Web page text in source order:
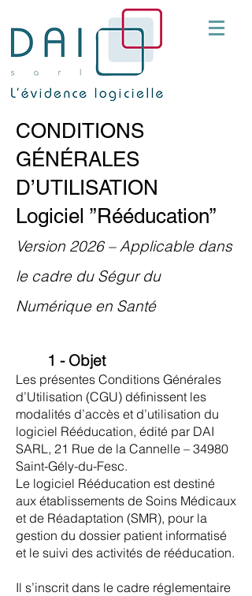
CONDITIONS
GÉNÉRALES
D’UTILISATION
Logiciel ”Rééducation”
Version 2026 – Applicable dans
le cadre du Ségur du
Numérique en Santé
1 - Objet
Les présentes Conditions Générales
d’Utilisation (CGU) définissent les
modalités d’accès et d’utilisation du
logiciel Rééducation, édité par DAI
SARL, 21 Rue de la Cannelle – 34980
Saint-Gély-du-Fesc.
Le logiciel Rééducation est destiné
aux établissements de Soins Médicaux
et de Réadaptation (SMR), pour la
gestion du dossier patient informatisé
et le suivi des activités de rééducation.
Il s’inscrit dans le cadre réglementaire